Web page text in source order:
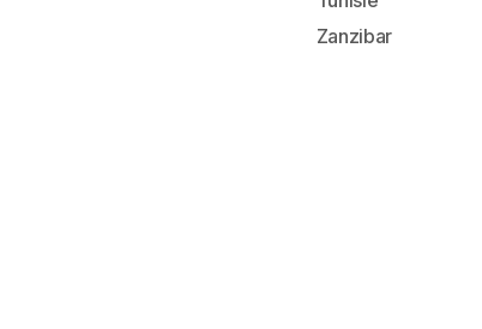
Zanzibar